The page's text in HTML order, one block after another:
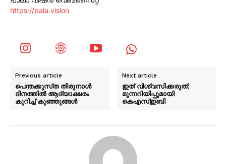
https://pala.vision
Previous article
പെന്തക്കുസ്‌ത തിരുനാള്‍
ദിനത്തില്‍ ആദ്യാക്ഷരം
കുറിച്ച് കുഞ്ഞുങ്ങള്‍
Next article
ഇത് വിശ്വസിക്കരുത്;
മുന്നറിയിപ്പുമായി
കെഎസ്ഇബി